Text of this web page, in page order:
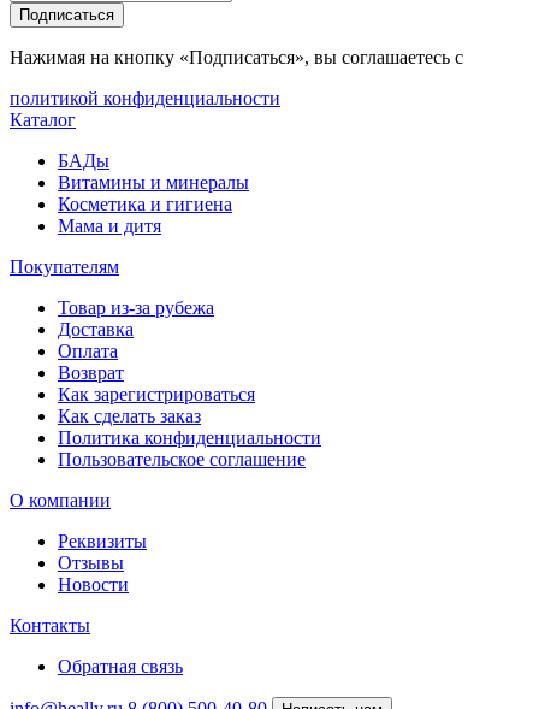
Подписаться
Нажимая на кнопку «Подписаться», вы соглашаетесь с
политикой конфиденциальности
Каталог
БАДы
Витамины и минералы
Косметика и гигиена
Мама и дитя
Покупателям
Товар из-за рубежа
Доставка
Оплата
Возврат
Как зарегистрироваться
Как сделать заказ
Политика конфиденциальности
Пользовательское соглашение
О компании
Реквизиты
Отзывы
Новости
Контакты
Обратная связь